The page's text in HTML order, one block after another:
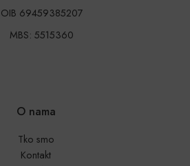
OIB 69459385207
MBS: 5515360
O nama
Tko smo
Kontakt